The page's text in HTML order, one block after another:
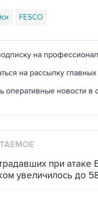
FESCO
на
на рассылку
оперативные новости
при
увеличилось до